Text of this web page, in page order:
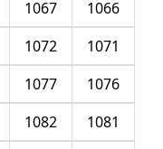
1066
1067
1071
1072
1076
1077
1081
1082